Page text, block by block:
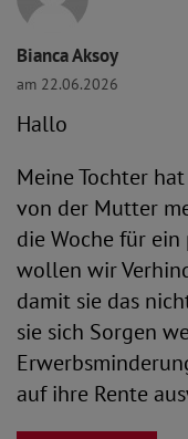
Bianca Aksoy
am 22.06.2026
Hallo
Meine Tochter
von der Mutter
die Woche für
wollen wir
damit sie das
sie sich Sorgen
auf ihre Rente